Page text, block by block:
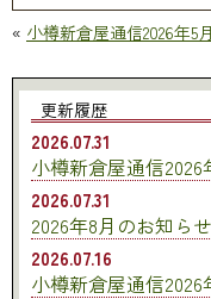
« 小樽新倉屋通信2026年5
更新履歴
2026.07.31
小樽新倉屋通信2026
2026.07.31
2026年8月のお知らせ
2026.07.16
小樽新倉屋通信2026